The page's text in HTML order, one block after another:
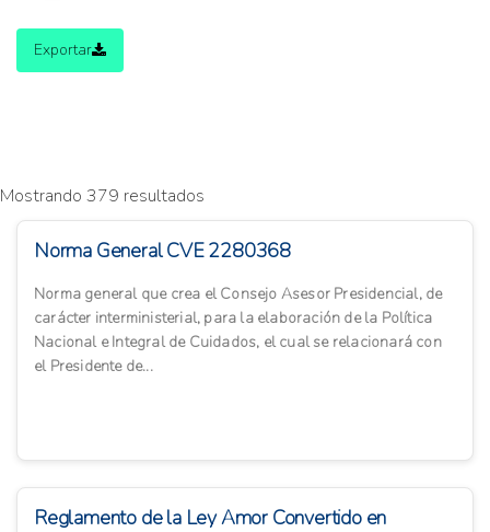
Exportar
Mostrando 379 resultados
Norma General CVE 2280368
Norma general que crea el Consejo Asesor Presidencial, de
carácter interministerial, para la elaboración de la Política
Nacional e Integral de Cuidados, el cual se relacionará con
el Presidente de...
Reglamento de la Ley Amor Convertido en